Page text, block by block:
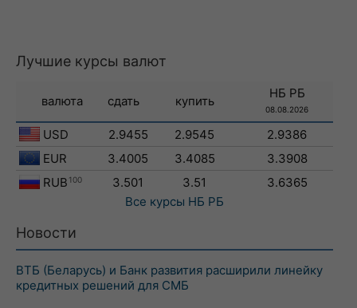
Лучшие курсы валют
валюта сдать купить
НБ РБ
08.08.2026
USD 2.9455 2.9545
2.9386
EUR
3.4005 3.4085
3.3908
RUB 100 3.501 3.51
3.6365
Все курсы НБ РБ
Новости
ВТБ (Беларусь) и Банк развития расширили линейку
кредитных решений для СМБ